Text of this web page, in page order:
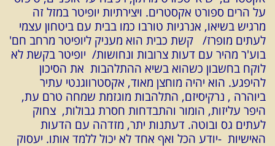
על הרים ספורט אקסטרים. ויצירתיות יופיטר במזל זה
מרגיש בשיאו, אנרגיות טורבו כמו בבית עם ביטחון עצמי
לעתים מופרז/ קשת כבית הוא מעניק ליופיטר מרחב חם'
בוע'ר מהיר עם דעות צרובות ונחושות/ יופיטר בקשת לא
לוקח בחשבון כשהוא בשיא ההתלהבות את הסיכון
להיפגע. הוא יהיה מוחצן מאוד, אקסטרווגנטי עתיר
ביוהרה , נרקיסיזם, התלהבות מוגזמת שמחה טרם עת,
היפר עליזות, הומור והתבדחות חסרת גבולות, צחוק
לעתים גס ובוטה. דעתנות יתר, מזדהה עם הדעות
האישיות -יודע הכל ואף אחד לא יכול ללמד אותו. יעסוק